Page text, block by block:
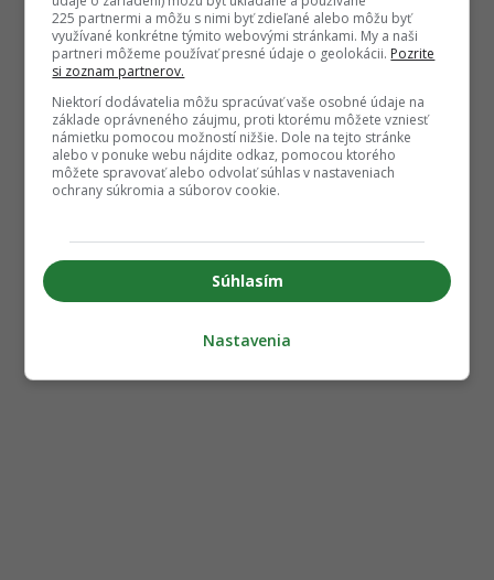
225 partnermi a môžu s nimi byť zdieľané alebo môžu byť
využívané konkrétne týmito webovými stránkami. My a naši
partneri môžeme používať presné údaje o geolokácii. Pozrite
si zoznam partnerov.
Niektorí dodávatelia môžu spracúvať vaše osobné údaje na
základe oprávneného záujmu, proti ktorému môžete vzniesť
námietku pomocou možností nižšie. Dole na tejto stránke
alebo v ponuke webu nájdite odkaz, pomocou ktorého
môžete spravovať alebo odvolať súhlas v nastaveniach
ochrany súkromia a súborov cookie.
Súhlasím
Nastavenia